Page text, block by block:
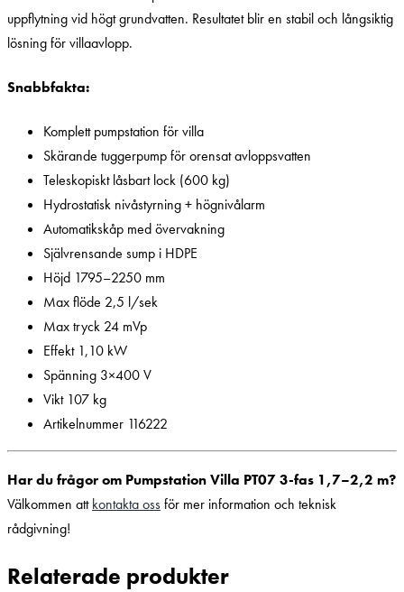
uppflytning vid högt grundvatten. Resultatet blir en stabil och långsiktig
lösning för villaavlopp.
Snabbfakta:
Komplett pumpstation för villa
Skärande tuggerpump för orensat avloppsvatten
Teleskopiskt låsbart lock (600 kg)
Hydrostatisk nivåstyrning + högnivålarm
Automatikskåp med övervakning
Självrensande sump i HDPE
Höjd 1795–2250 mm
Max flöde 2,5 l/sek
Max tryck 24 mVp
Effekt 1,10 kW
Spänning 3×400 V
Vikt 107 kg
Artikelnummer 116222
Har du frågor om Pumpstation Villa PT07 3-fas 1,7–2,2 m?
Välkommen attkontakta ossför mer information och teknisk
rådgivning!
Relaterade produkter